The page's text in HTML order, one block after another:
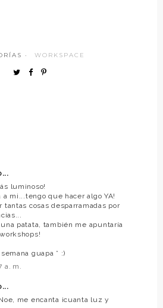
· WORKSPACE
luminoso!
mi...tengo que hacer algo YA!
tantas cosas desparramadas por
patata, también me apuntaría
guapa * :)
a. m.
me encanta ¡cuanta luz y